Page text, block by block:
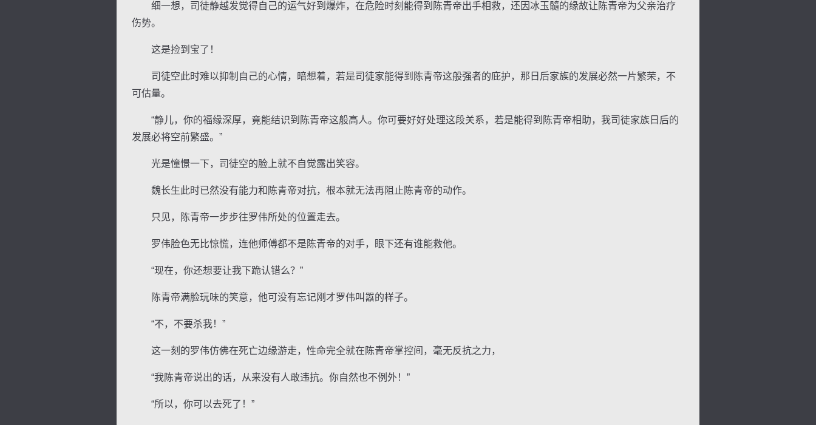
细一想，司徒静越发觉得自己的运气好到爆炸，在危险时刻能得到陈青帝出手相救，还因冰玉髓的缘故让陈青帝为父亲治疗
伤势。
这是捡到宝了！
司徒空此时难以抑制自己的心情，暗想着，若是司徒家能得到陈青帝这般强者的庇护，那日后家族的发展必然一片繁荣，不
可估量。
“静儿，你的福缘深厚，竟能结识到陈青帝这般高人。你可要好好处理这段关系，若是能得到陈青帝相助，我司徒家族日后的
发展必将空前繁盛。”
光是憧憬一下，司徒空的脸上就不自觉露出笑容。
魏长生此时已然没有能力和陈青帝对抗，根本就无法再阻止陈青帝的动作。
只见，陈青帝一步步往罗伟所处的位置走去。
罗伟脸色无比惊慌，连他师傅都不是陈青帝的对手，眼下还有谁能救他。
“现在，你还想要让我下跪认错么？”
陈青帝满脸玩味的笑意，他可没有忘记刚才罗伟叫嚣的样子。
“不，不要杀我！”
这一刻的罗伟仿佛在死亡边缘游走，性命完全就在陈青帝掌控间，毫无反抗之力，
“我陈青帝说出的话，从来没有人敢违抗。你自然也不例外！”
“所以，你可以去死了！”